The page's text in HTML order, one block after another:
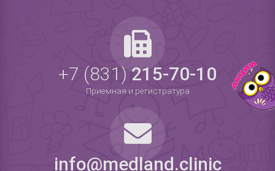
+7 (831)215-70-10
Приемная и регистратура
info@medland.clinic